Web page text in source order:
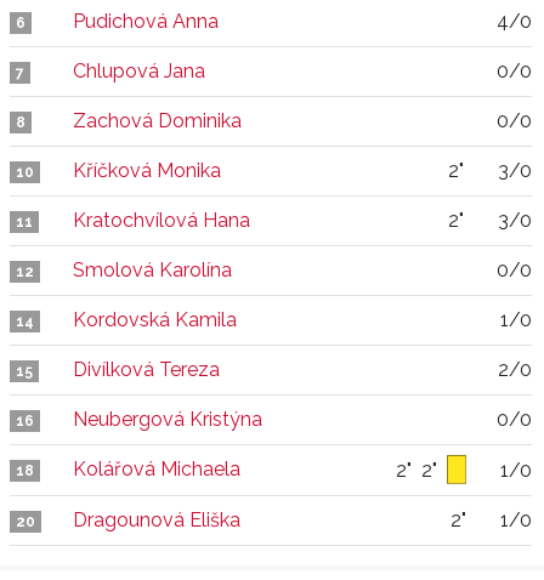
6 Pudichová Anna 4/0
7 Chlupová Jana 0/0
8 Zachová Dominika 0/0
10 Kříčková Monika 2" 3/0
11 Kratochvílová Hana 2" 3/0
12 Smolová Karolína 0/0
14 Kordovská Kamila 1/0
15 Divílková Tereza 2/0
16 Neubergová Kristýna 0/0
18 Kolářová Michaela 2" 2" 1/0
20 Dragounová Eliška 2" 1/0